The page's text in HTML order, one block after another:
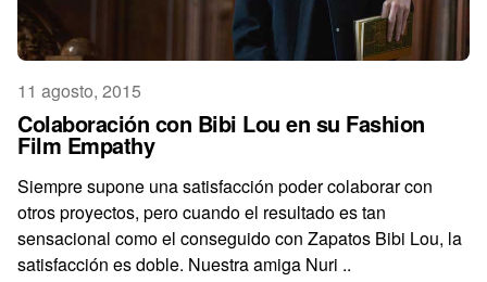
11 agosto, 2015
Colaboración con Bibi Lou en su Fashion
Film Empathy
Siempre supone una satisfacción poder colaborar con
otros proyectos, pero cuando el resultado es tan
sensacional como el conseguido con Zapatos Bibi Lou, la
satisfacción es doble. Nuestra amiga Nuri ..